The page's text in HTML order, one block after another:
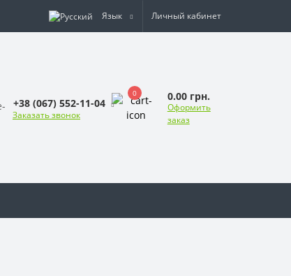
Язык Личный кабинет
+38 (067) 552-11-04
Заказать звонок
0 0.00 грн.
Оформить
заказ